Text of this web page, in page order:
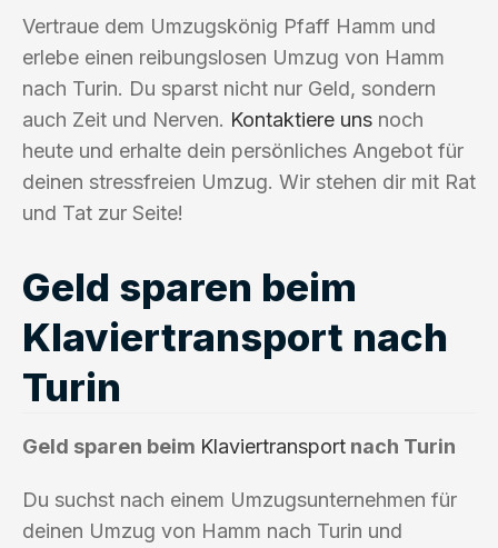
Vertraue dem Umzugskönig Pfaff Hamm und
erlebe einen reibungslosen Umzug von Hamm
nach Turin. Du sparst nicht nur Geld, sondern
auch Zeit und Nerven. Kontaktiere uns noch
heute und erhalte dein persönliches Angebot für
deinen stressfreien Umzug. Wir stehen dir mit Rat
und Tat zur Seite!
Geld sparen beim
Klaviertransport nach
Turin
Geld sparen beim Klaviertransport nach Turin
Du suchst nach einem Umzugsunternehmen für
deinen Umzug von Hamm nach Turin und